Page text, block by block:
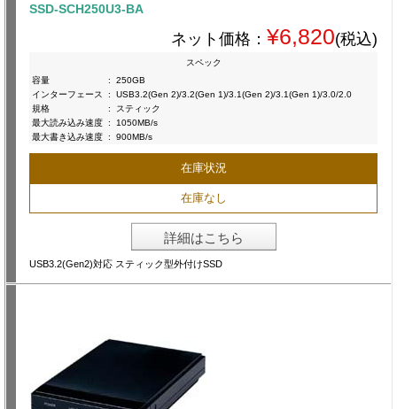
SSD-SCH250U3-BA
ネット価格： ¥6,820(税込)
スペック
容量
:
250GB
インターフェース
:
USB3.2(Gen 2)/3.2(Gen 1)/3.1(Gen 2)/3.1(Gen 1)/3.0/2.0
規格
:
スティック
最大読み込み速度 :
1050MB/s
最大書き込み速度 : 900MB/s
在庫状況
在庫なし
詳細はこちら
USB3.2(Gen2)対応 スティック型外付けSSD